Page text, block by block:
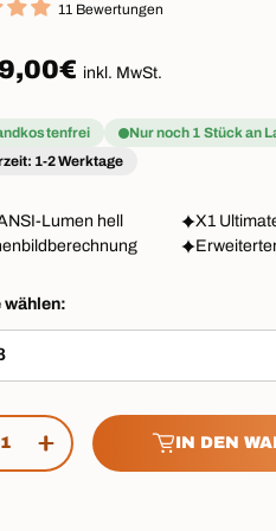
11 Bewertungen
Preis
inkl. MwSt.
Nur noch 1 Stück an
1-2 Werktage
Lumen hell
X1
wählen:
VERRINGERN
MENGE ERHÖHENIN DEN